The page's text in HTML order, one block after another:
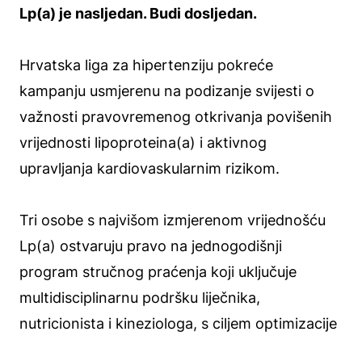
Lp(a) je nasljedan. Budi dosljedan.
Hrvatska liga za hipertenziju pokreće
kampanju usmjerenu na podizanje svijesti o
važnosti pravovremenog otkrivanja povišenih
vrijednosti lipoproteina(a) i aktivnog
upravljanja kardiovaskularnim rizikom.
Tri osobe s najvišom izmjerenom vrijednošću
Lp(a) ostvaruju pravo na jednogodišnji
program stručnog praćenja koji uključuje
multidisciplinarnu podršku liječnika,
nutricionista i kineziologa, s ciljem optimizacije